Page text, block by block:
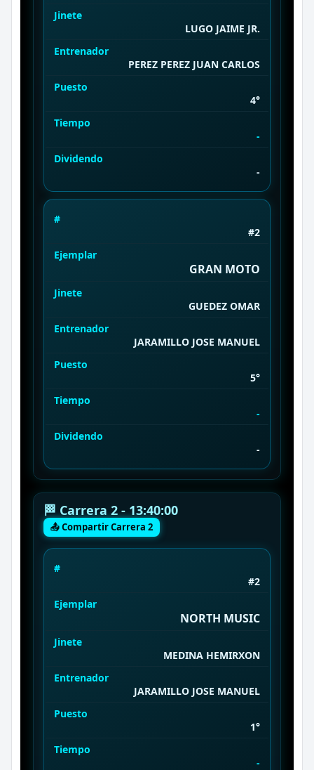
Jinete
LUGO JAIME JR.
Entrenador
PEREZ PEREZ JUAN CARLOS
Puesto
4°
Tiempo
-
Dividendo
-
#
#2
Ejemplar
GRAN MOTO
Jinete
GUEDEZ OMAR
Entrenador
JARAMILLO JOSE MANUEL
Puesto
5°
Tiempo
-
Dividendo
-
🏁 Carrera 2 - 13:40:00
📤 Compartir Carrera 2
#
#2
Ejemplar
NORTH MUSIC
Jinete
MEDINA HEMIRXON
Entrenador
JARAMILLO JOSE MANUEL
Puesto
1°
Tiempo
-